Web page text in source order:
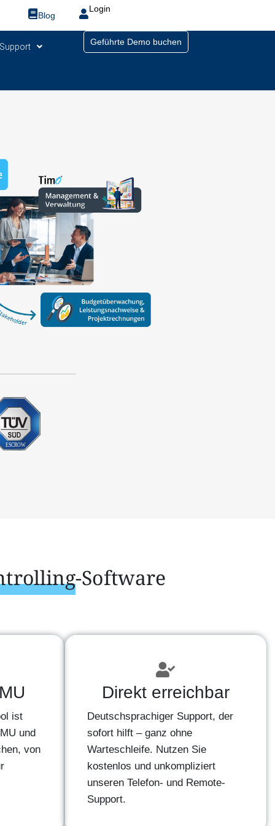
Blog
Login
Support Geführte Demo buchen
-Software
ist
und
von
Direkt erreichbar
Deutschsprachiger Support, der
sofort hilft – ganz ohne
Warteschleife. Nutzen Sie
kostenlos und unkompliziert
unseren Telefon- und Remote-
Support.